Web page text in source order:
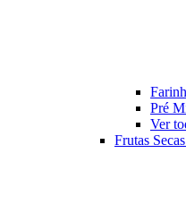
Pré
Ver
Frutas